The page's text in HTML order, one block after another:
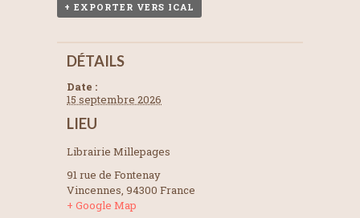
+ EXPORTER VERS ICAL
DÉTAILS
Date :
15 septembre 2026
LIEU
Librairie Millepages
91 rue de Fontenay
Vincennes, 94300 France
+ Google Map